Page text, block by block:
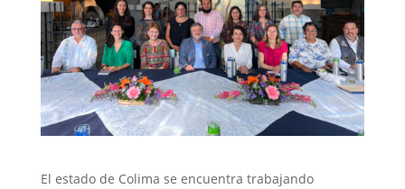
El estado de Colima se encuentra trabajando